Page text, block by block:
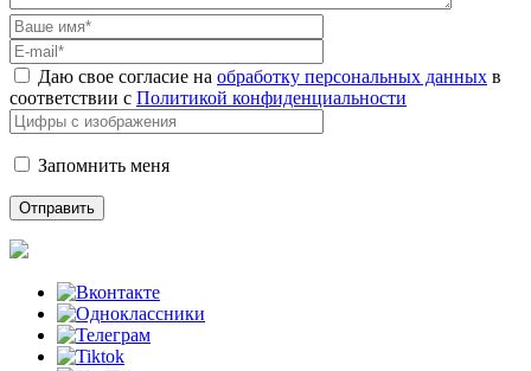
Даю свое согласие на обработку персональных данных в
соответствии с Политикой конфиденциальности
Запомнить меня